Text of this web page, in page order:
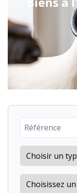
Reference
Property type
Country